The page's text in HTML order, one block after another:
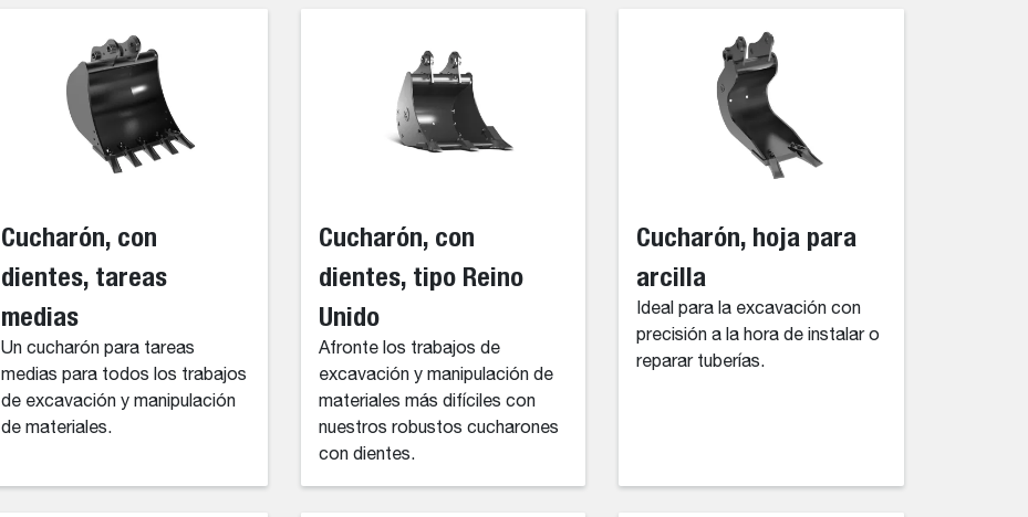
Cucharón, con
dientes, tareas
medias
Un cucharón para tareas
medias para todos los trabajos
de excavación y manipulación
de materiales.
Cucharón, con
dientes, tipo Reino
Unido
Afronte los trabajos de
excavación y manipulación de
materiales más difíciles con
nuestros robustos cucharones
con dientes.
Cucharón, hoja para
arcilla
Ideal para la excavación con
precisión a la hora de instalar o
reparar tuberías.